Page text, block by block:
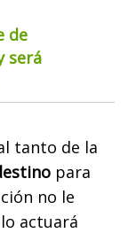
de
será
tanto de la
para
no le
actuará